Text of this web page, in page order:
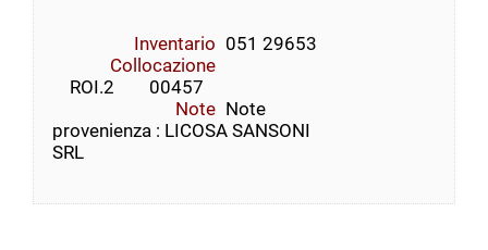
Inventario 051 29653
Collocazione
    ROI.2        00457
Note Note
provenienza : LICOSA SANSONI
SRL